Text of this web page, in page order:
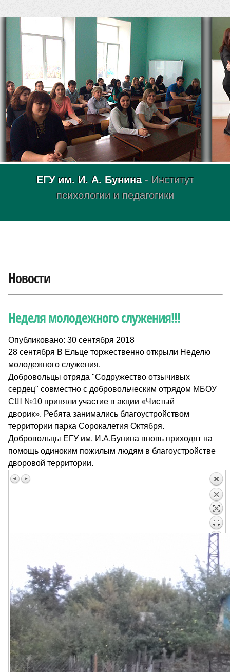
ЕГУ им. И. А. Бунина- Институт
психологии и педагогики
Новости
Неделя молодежного служения!!!
Опубликовано: 30 сентября 2018
28 сентября В Ельце торжественно открыли Неделю
молодежного служения.
Добровольцы отряда "Содружество отзычивых
сердец" совместно с добровольческим отрядом МБОУ
СШ №10 приняли участие в акции «Чистый
дворик». Ребята занимались благоустройством
территории парка Сорокалетия Октября.
Добровольцы ЕГУ им. И.А.Бунина вновь приходят на
помощь одиноким пожилым людям в благоустройстве
дворовой территории.